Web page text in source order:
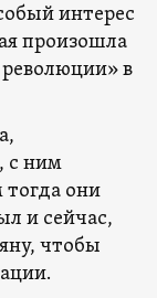
интерес
произошла
в
с ним
тогда они
и сейчас,
чтобы